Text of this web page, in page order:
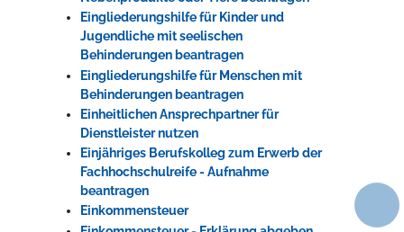
Eingliederungshilfe für Kinder und
Jugendliche mit seelischen
Behinderungen beantragen
Eingliederungshilfe für Menschen mit
Behinderungen beantragen
Einheitlichen Ansprechpartner für
Dienstleister nutzen
Einjähriges Berufskolleg zum Erwerb der
Fachhochschulreife - Aufnahme
beantragen
Einkommensteuer